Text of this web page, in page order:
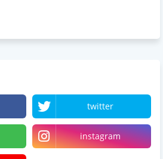
twitter
instagram